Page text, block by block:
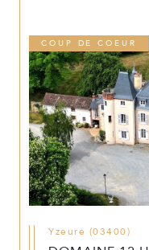
COUP DE COEUR
Yzeure (03400)